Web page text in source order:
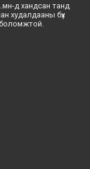
д хандсан танд
худалдааны бүх
боломжтой.